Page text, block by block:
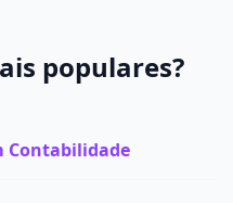
populares?
Contabilidade